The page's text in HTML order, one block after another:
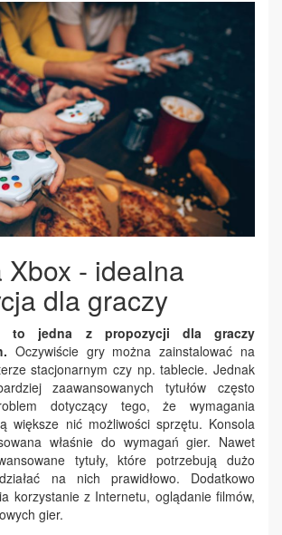
Xbox - idealna
dla graczy
to jedna z propozycji dla graczy
Oczywiście gry można zainstalować na
stacjonarnym czy np. tablecie. Jednak
zaawansowanych tytułów często
dotyczący tego, że wymagania
większe nić możliwości sprzętu. Konsola
właśnie do wymagań gier. Nawet
tytuły, które potrzebują dużo
na nich prawidłowo. Dodatkowo
korzystanie z Internetu, oglądanie filmów,
gier.